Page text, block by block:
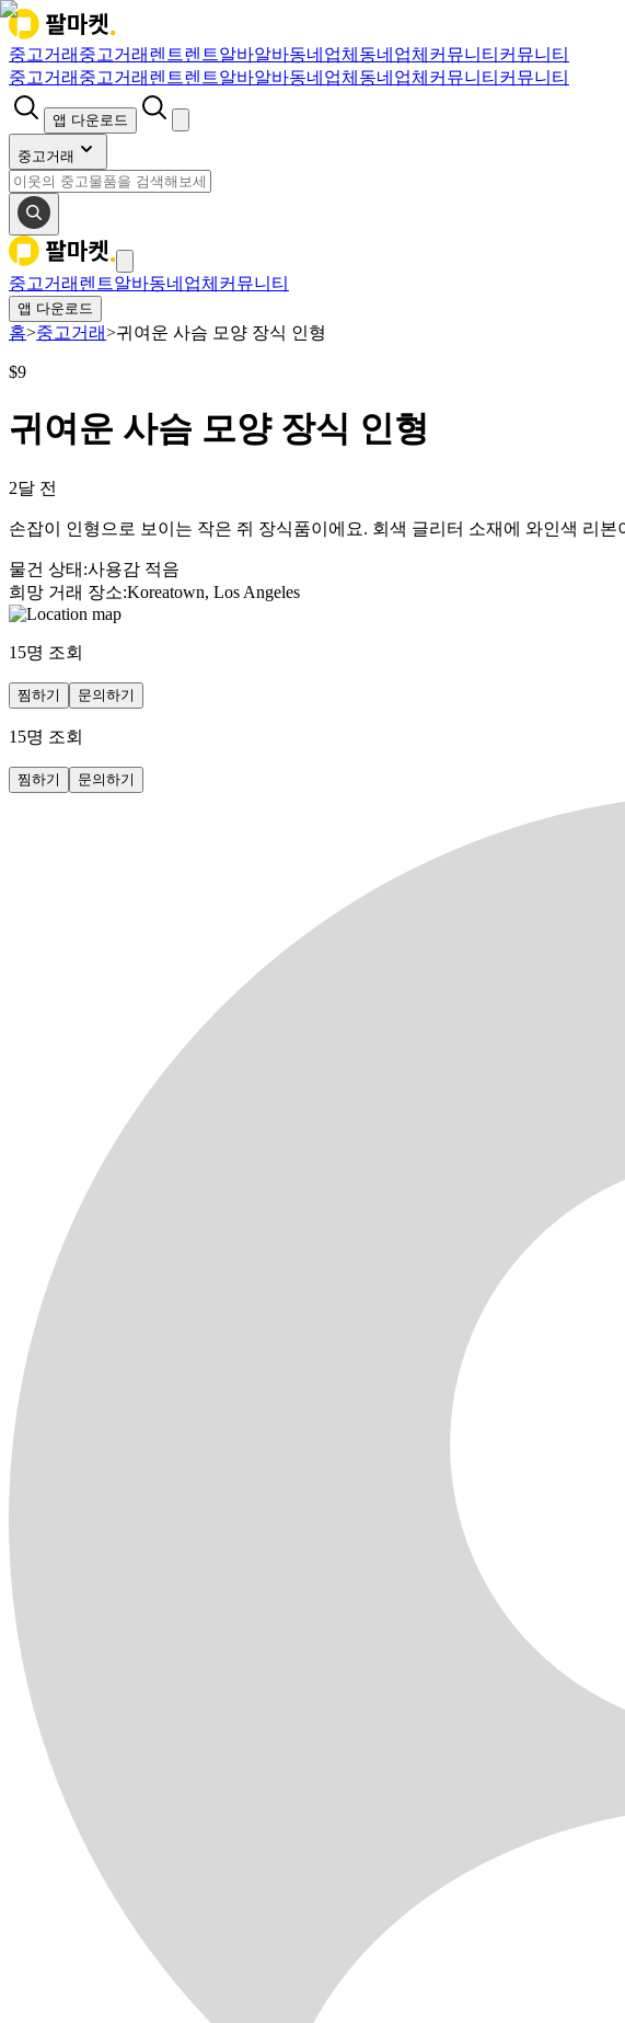
중고거래 중고거래 렌트렌트알바알바동네업체 동네업체 커뮤니티 커뮤니티
중고거래 중고거래 렌트렌트알바알바동네업체 동네업체 커뮤니티 커뮤니티
앱 다운로드
중고거래
중고거래 렌트알바동네업체 커뮤니티
앱 다운로드
홈>중고거래>귀여운 사슴 모양 장식 인형
$9
귀여운 사슴 모양 장식 인형
2달 전
손잡이 인형으로 보이는 작은 쥐 장식품이에요. 회색 글리터 소재에 와인색 리
물건 상태 :사용감 적음
희망 거래 장소:Koreatown, Los Angeles
15명 조회
찜하기 문의하기
15명 조회
찜하기 문의하기